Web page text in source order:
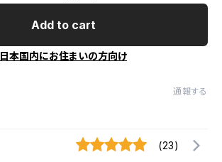
Add to cart
日本国内にお住まいの方向け
通報する
(23)